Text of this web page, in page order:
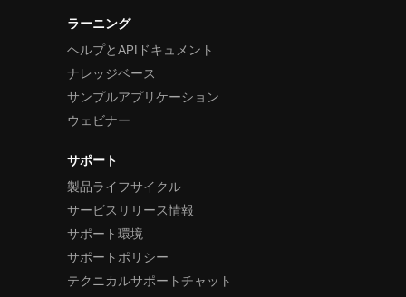
ラーニング
ヘルプとAPIドキュメント
ナレッジベース
サンプルアプリケーション
ウェビナー
サポート
製品ライフサイクル
サービスリリース情報
サポート環境
サポートポリシー
テクニカルサポートチャット